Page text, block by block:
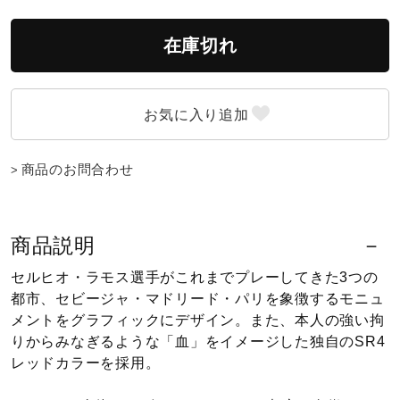
ワーキング
ウォーキングシューズ
寝具／ミズノスリープ
アウトドア／レイン
在庫切れ
商品のお問合わせ
商品説明
セルヒオ・ラモス選手がこれまでプレーしてきた3つの
都市、セビージャ・マドリード・パリを象徴するモニュ
メントをグラフィックにデザイン。また、本人の強い拘
りからみなぎるような「血」をイメージした独自のSR4
レッドカラーを採用。